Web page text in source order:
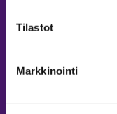
Tilastot
Markkinointi